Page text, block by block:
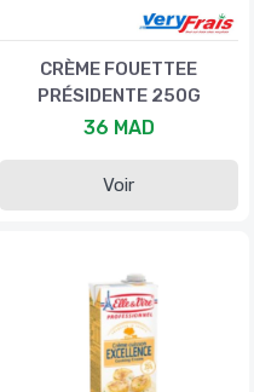
CRÈME FOUETTEE
PRÉSIDENTE 250G
36 MAD
Voir